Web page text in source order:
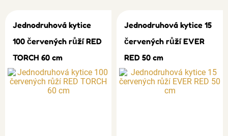
Jednodruhová kytice
100 červených růží RED
TORCH 60 cm
Jednodruhová kytice 15
červených růží EVER
RED 50 cm